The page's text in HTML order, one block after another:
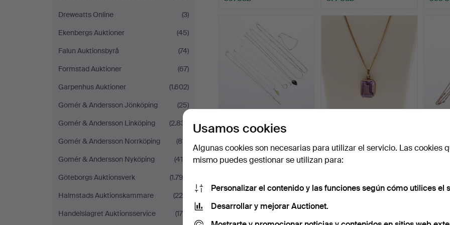
Dreweatts Online
(3)
Ekenbergs Auktioner
(45)
Falun Auktionsbyrå
(74)
Formstad Auktioner
(67)
Garpenhus Auktioner
(1.602)
Gomér & Andersson Jönköping
(25)
Gomér & Andersson Linköping
(2.831)
Gomér & Andersson Norrköping
(811)
Gomér & Andersson Nyköping
(416)
Göteborgs Auktionsverk
(1.792)
Halmstads Auktionskammare
(220)
Handelslagret Auktionsservice
(170)
COLLAR Y PULSERA
ITALIANOS DE METAL
68 USD 270 USD
5 pujas
Usamos cookies
Algunas cookies son necesarias para utilizar el servicio. Las cookies
mismo puedes gestionar se utilizan para:
Personalizar el contenido y las funciones según cómo utilices el
Desarrollar y mejorar Auctionet.